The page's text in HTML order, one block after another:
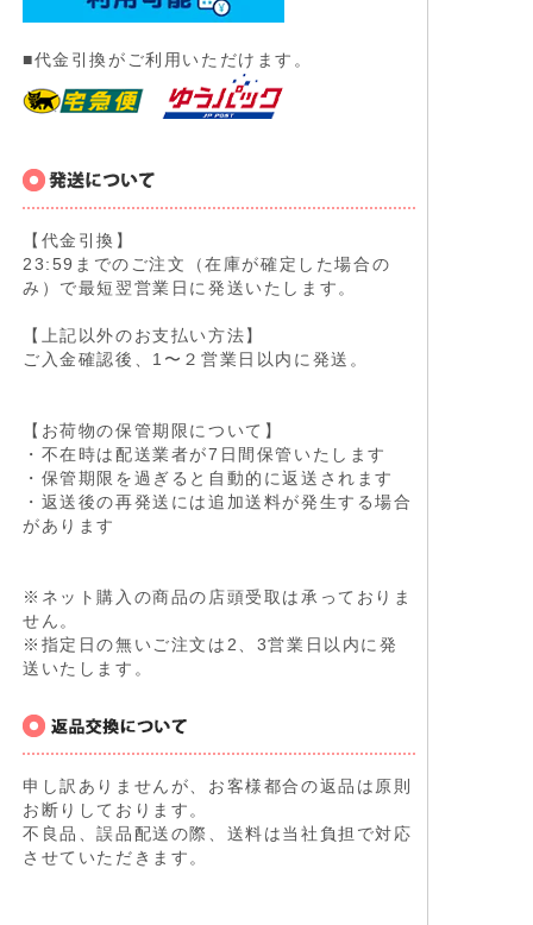
■代金引換がご利用いただけます。
【代金引換】
23:59までのご注文（在庫が確定した場合の
み）で最短翌営業日に発送いたします。
【上記以外のお支払い方法】
ご入金確認後、1〜２営業日以内に発送。
【お荷物の保管期限について】
・不在時は配送業者が7日間保管いたします
・保管期限を過ぎると自動的に返送されます
・返送後の再発送には追加送料が発生する場合
があります
※ネット購入の商品の店頭受取は承っておりま
せん。
※指定日の無いご注文は2、3営業日以内に発
送いたします。
申し訳ありませんが、お客様都合の返品は原則
お断りしております。
不良品、誤品配送の際、送料は当社負担で対応
させていただきます。